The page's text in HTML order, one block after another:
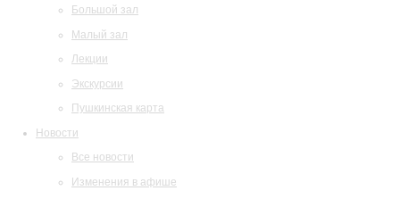
Большой зал
Малый зал
Лекции
Экскурсии
Пушкинская карта
Новости
Все новости
Изменения в афише